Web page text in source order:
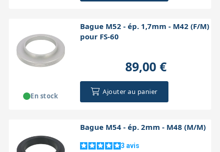
Bague M52 - ép. 1,7mm - M42 (F/M)
pour FS-60
89,00 €
Ajouter au panier
En stock
Bague M54 - ép. 2mm - M48 (M/M)
3 avis